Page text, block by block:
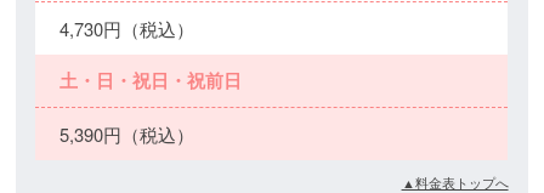
4,730円（税込）
土・日・祝日・祝前日
5,390円（税込）
▲料金表トップへ